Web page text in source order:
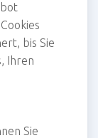
bis Sie
Ihren
Sie